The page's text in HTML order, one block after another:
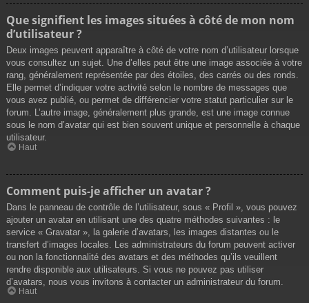
Que signifient les images situées à côté de mon nom
d’utilisateur ?
Deux images peuvent apparaître à côté de votre nom d’utilisateur lorsque
vous consultez un sujet. Une d’elles peut être une image associée à votre
rang, généralement représentée par des étoiles, des carrés ou des ronds.
Elle permet d’indiquer votre activité selon le nombre de messages que
vous avez publié, ou permet de différencier votre statut particulier sur le
forum. L’autre image, généralement plus grande, est une image connue
sous le nom d’avatar qui est bien souvent unique et personnelle à chaque
utilisateur.
Haut
Comment puis-je afficher un avatar ?
Dans le panneau de contrôle de l’utilisateur, sous « Profil », vous pouvez
ajouter un avatar en utilisant une des quatre méthodes suivantes : le
service « Gravatar », la galerie d’avatars, les images distantes ou le
transfert d’images locales. Les administrateurs du forum peuvent activer
ou non la fonctionnalité des avatars et des méthodes qu’ils veuillent
rendre disponible aux utilisateurs. Si vous ne pouvez pas utiliser
d’avatars, nous vous invitons à contacter un administrateur du forum.
Haut